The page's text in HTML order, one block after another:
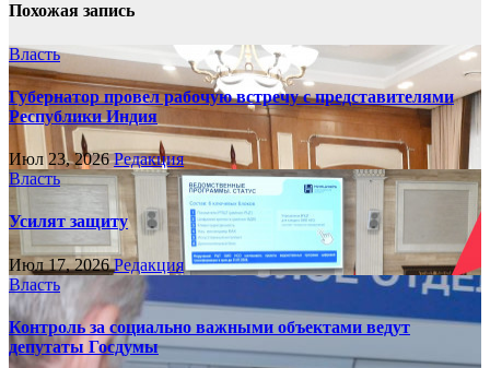
Похожая запись
Власть
Губернатор провел рабочую встречу с представителями
Республики Индия
Июл 23, 2026Редакция
Власть
Усилят защиту
Июл 17, 2026Редакция
Власть
Контроль за социально важными объектами ведут
депутаты Госдумы